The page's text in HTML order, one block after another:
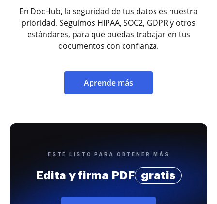
En DocHub, la seguridad de tus datos es nuestra
prioridad. Seguimos HIPAA, SOC2, GDPR y otros
estándares, para que puedas trabajar en tus
documentos con confianza.
Aprende más
ESTÉ LISTO PARA OBTENER MÁS
Edita y firma PDF gratis